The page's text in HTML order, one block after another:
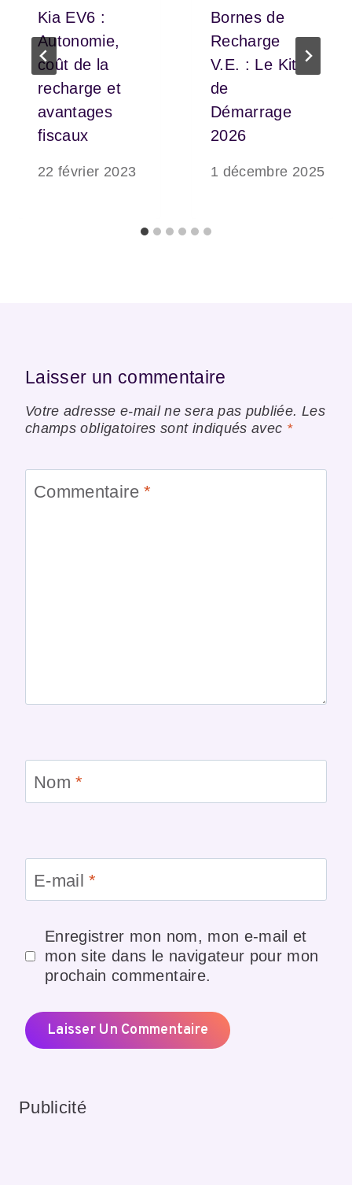
Kia EV6 :
Autonomie,
coût de la
recharge et
avantages
fiscaux
22 février 2023
Bornes de
Recharge
V.E. : Le Kit
de
Démarrage
2026
1 décembre 2025
Laisser un commentaire
Votre adresse e-mail ne sera pas publiée. Les
champs obligatoires sont indiqués avec *
Commentaire*
Nom*
E-mail*
Enregistrer mon nom, mon e-mail et
mon site dans le navigateur pour mon
prochain commentaire.
Publicité